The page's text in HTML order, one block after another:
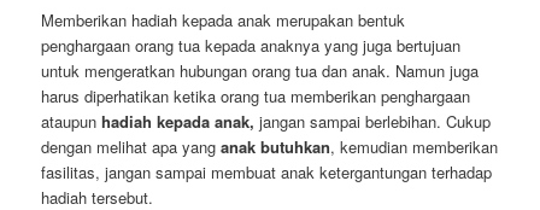
Memberikan hadiah kepada anak merupakan bentuk
penghargaan orang tua kepada anaknya yang juga bertujuan
untuk mengeratkan hubungan orang tua dan anak. Namun juga
harus diperhatikan ketika orang tua memberikan penghargaan
ataupunhadiah kepada anak, jangan sampai berlebihan. Cukup
dengan melihat apa yanganak butuhkan, kemudian memberikan
fasilitas, jangan sampai membuat anak ketergantungan terhadap
hadiah tersebut.